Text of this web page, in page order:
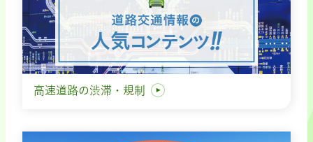
高速道路の渋滞・規制